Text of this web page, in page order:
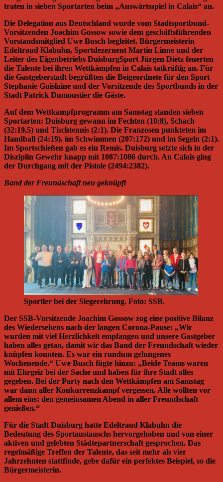
traten in sieben Sportarten beim „Auswärtsspiel in Calais“ an.
Die Delegation aus Deutschland wurde vom Stadtsportbund-
Vorsitzenden Joachim Gossow sowie dem geschäftsführenden
Vorstandsmitglied Uwe Busch begleitet. Bürgermeisterin
Edeltraud Klabuhn, Sportdezernent Martin Linne und der
Leiter des Eigenbetriebs DuisburgSport Jürgen Dietz feuerten
die Talente bei ihren Wettkämpfen in Calais tatkräftig an. Für
die Gastgeberstadt begrüßten die Beigeordnete für den Sport
Stephanie Guislaine und der Vorsitzende des Sportbunds in der
Stadt Patrick Dumoustier die Gäste.
Auf dem Wettkampfprogramm am Samstag standen sieben
Sportarten: Duisburg gewann im Fechten (10:8), Schach
(32:19,5) und Tischtennis (2:1). Die Franzosen punkteten im
Handball (24:19), im Schwimmen (207:172) und im Segeln (2:1).
Im Sportschießen gab es ein Remis. Duisburg setzte sich in der
Disziplin Gewehr knapp mit 1087:1086 durch. An Calais ging
der Durchgang mit der Pistole (2494:2382).
Band der Freundschaft neu geknüpft
Sportler bei der Siegerehrung. Foto: SSB.
Der SSB-Vorsitzende Joachim Gossow zog eine positive Bilanz
des Wiedersehens nach der langen Corona-Pause: „Wir
wurden mit viel Herzlichkeit empfangen und unsere Gastgeber
haben alles getan, damit wir das Band der Freundschaft wieder
knüpfen konnten. Es war ein rundum gelungenes
Wochenende.“ Uwe Busch fügte hinzu: „Beide Teams waren
mit Ehrgeiz bei der Sache und haben für ihre Stadt alles
gegeben. Bei der Party nach den Wettkämpfen am Samstag
war dann aller Konkurrenzkampf vergessen. Alle wollten vor
allem eins: den gemeinsamen Abend in aller Freundschaft
genießen.“
Für die Stadt Duisburg hatte Edeltraud Klabuhn die
Bedeutung des Sportaustauschs hervorgehoben und von einer
aktiven und gelebten Städtepartnerschaft gesprochen. Das
regelmäßige Treffen der Talente, das seit mehr als vier
Jahrzehnten stattfinde, gebe dafür ein perfektes Beispiel, so die
Bürgermeisterin.